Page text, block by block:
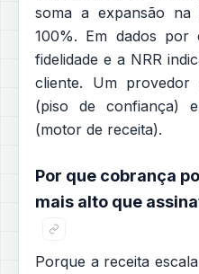
soma a expansão na
100%. Em dados por
fidelidade e a NRR
cliente. Um provedor
(piso de confiança)
(motor de receita).
Por que cobrança
mais alto que
Porque a receita